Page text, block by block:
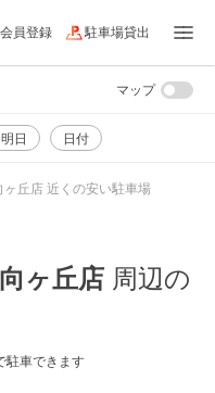
会員登録 駐車場貸出
明日 日付
マップ
丘店 近くの安い駐車場
ヶ丘店 周辺の
駐車できます